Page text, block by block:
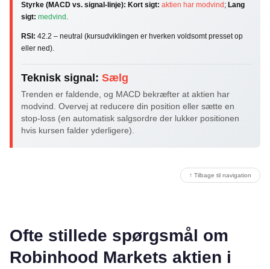
Styrke (MACD vs. signal-linje): Kort sigt: aktien har modvind ; Lang
sigt: medvind .
RSI: 42.2 – neutral (kursudviklingen er hverken voldsomt presset op
eller ned).
Teknisk signal: Sælg
Trenden er faldende, og MACD bekræfter at aktien har
modvind. Overvej at reducere din position eller sætte en
stop-loss (en automatisk salgsordre der lukker positionen
hvis kursen falder yderligere).
↑ Tilbage til navigation
Ofte stillede spørgsmål om
Robinhood Markets aktien i